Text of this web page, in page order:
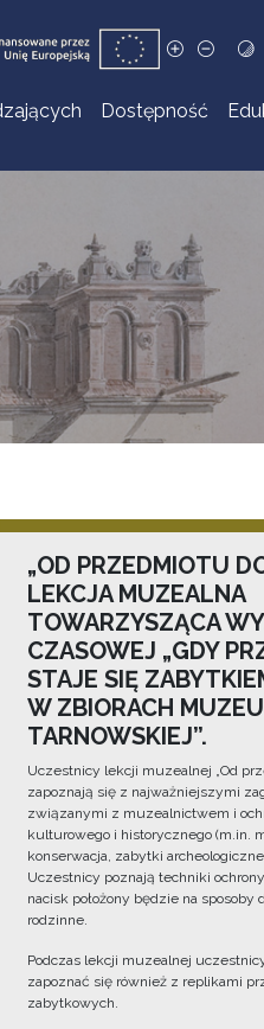
Dostępność
„OD PRZEDMIOTU
LEKCJA MUZEALNA
TOWARZYSZĄCA
CZASOWEJ „GDY
STAJE SIĘ
W ZBIORACH
TARNOWSKIEJ”.
Uczestnicy lekcji muzealnej „Od
zapoznają się z najważniejszymi
związanymi z muzealnictwem i
kulturowego i historycznego (m.in.
konserwacja, zabytki
Uczestnicy poznają techniki
nacisk położony będzie na sposoby
rodzinne.
Podczas lekcji muzealnej
zapoznać się również z replikami
zabytkowych.